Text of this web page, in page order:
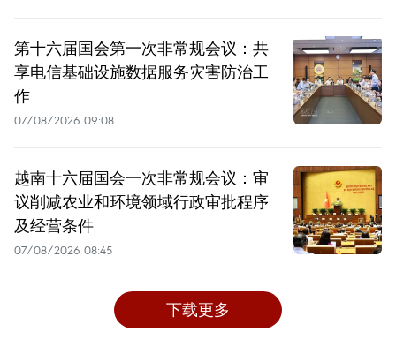
第十六届国会第一次非常规会议：共
享电信基础设施数据服务灾害防治工
作
07/08/2026 09:08
越南十六届国会一次非常规会议：审
议削减农业和环境领域行政审批程序
及经营条件
07/08/2026 08:45
下载更多